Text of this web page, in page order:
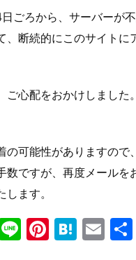
ごろから、サーバーが
、断続的にこのサイトに
ご心配をおかけしました
の可能性がありますので
数ですが、再度メールを
します。
Li Pi H
E